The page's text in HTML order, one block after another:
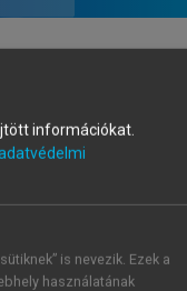
információkat.
adatvédelmi
is nevezik. Ezek a
használatának